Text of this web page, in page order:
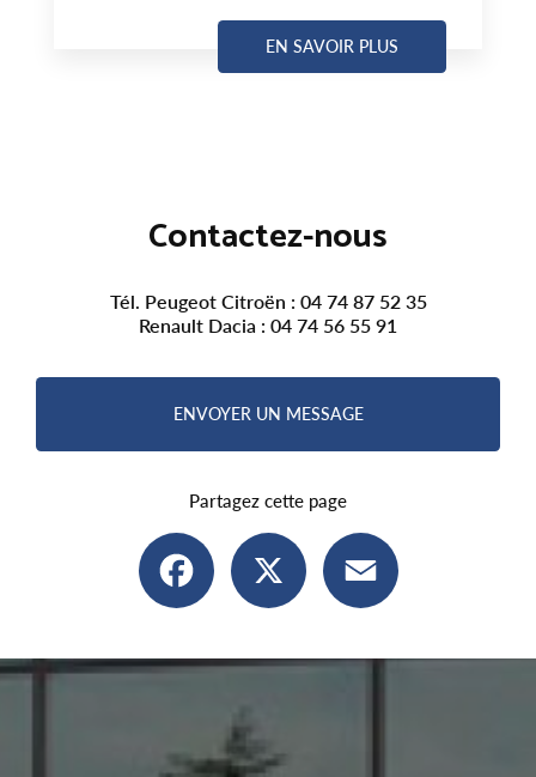
EN SAVOIR PLUS
Contactez-nous
Tél. Peugeot Citroën : 04 74 87 52 35
Renault Dacia : 04 74 56 55 91
ENVOYER UN MESSAGE
Partagez cette page
Facebook